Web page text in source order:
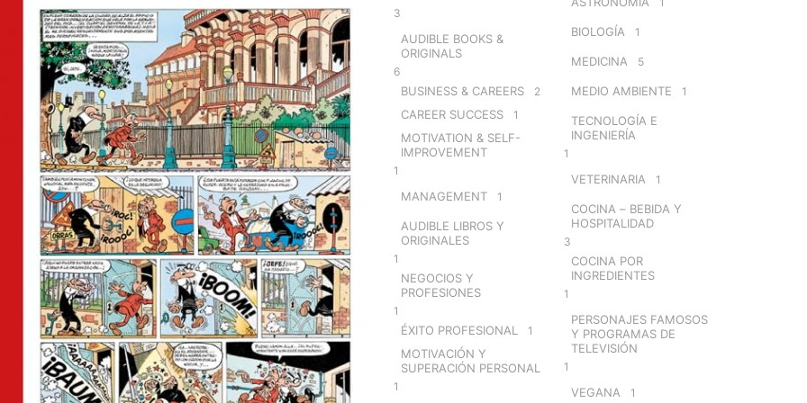
3
AUDIBLE BOOKS &
ORIGINALS
6
BUSINESS & CAREERS 2
CAREER SUCCESS 1
MOTIVATION & SELF-
IMPROVEMENT
1
MANAGEMENT 1
AUDIBLE LIBROS Y
ORIGINALES
1
NEGOCIOS Y
PROFESIONES
1
ÉXITO PROFESIONAL 1
MOTIVACIÓN Y
SUPERACIÓN PERSONAL
1
BIOLOGÍA 1
MEDICINA 5
MEDIO AMBIENTE 1
TECNOLOGÍA E
INGENIERÍA
1
VETERINARIA 1
COCINA – BEBIDA Y
HOSPITALIDAD
3
COCINA POR
INGREDIENTES
1
PERSONAJES FAMOSOS
Y PROGRAMAS DE
TELEVISIÓN
1
VEGANA 1